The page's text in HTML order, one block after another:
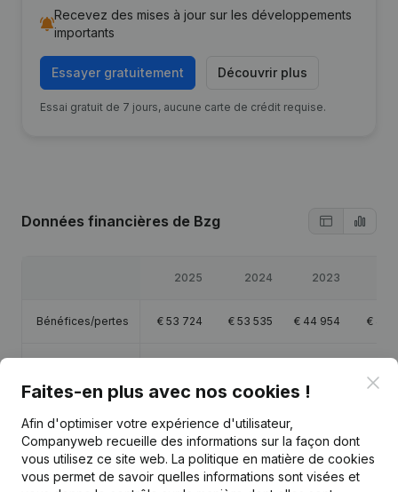
Recevez des mises à jour sur les développements
importants
Essayer gratuitement Découvrir plus
Essai gratuit de 7 jours, aucune carte de crédit requise.
Données financières de Bzg
2025 2024 2023
Bénéfices/pertes € 53 724 € 53 535 € 44 954 €
118
Faites-en plus avec nos cookies !
Afin d'optimiser votre expérience d'utilisateur,
Companyweb recueille des informations sur la façon dont
vous utilisez ce site web. La politique en matière de cookies
vous permet de savoir quelles informations sont visées et